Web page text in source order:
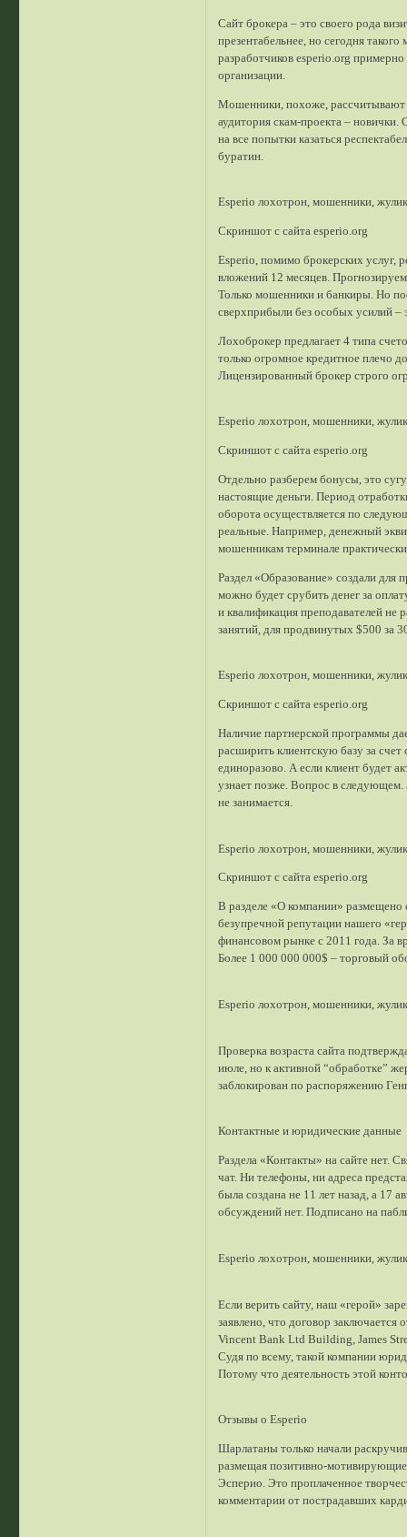
Сайт брокера – это своего рода
презентабельнее, но сегодня
разработчиков esperio.org
организации.
Мошенники, похоже, рассчитывают
аудитория скам-проекта –
на все попытки казаться
буратин.
Esperio лохотрон, мошенники,
Скриншот с сайта esperio.org
Esperio, помимо брокерских услуг,
вложений 12 месяцев.
Только мошенники и банкиры. Но
сверхприбыли без особых усилий –
Лохоброкер предлагает 4 типа
только огромное кредитное плечо
Лицензированный брокер строго
Esperio лохотрон, мошенники,
Скриншот с сайта esperio.org
Отдельно разберем бонусы, это
настоящие деньги. Период
оборота осуществляется по
реальные. Например, денежный
мошенникам терминале
Раздел «Образование» создали для
можно будет срубить денег за
и квалификация преподавателей не
занятий, для продвинутых $500 за
Esperio лохотрон, мошенники,
Скриншот с сайта esperio.org
Наличие партнерской программы
расширить клиентскую базу за
единоразово. А если клиент будет
узнает позже. Вопрос в следующем.
не занимается.
Esperio лохотрон, мошенники,
Скриншот с сайта esperio.org
В разделе «О компании»
безупречной репутации нашего
финансовом рынке с 2011 года. За
Более 1 000 000 000$ – торговый
Esperio лохотрон, мошенники,
Проверка возраста сайта
июле, но к активной “обработке”
заблокирован по распоряжению
Контактные и юридические данные
Раздела «Контакты» на сайте нет.
чат. Ни телефоны, ни адреса
была создана не 11 лет назад, а 17
обсуждений нет. Подписано на
Esperio лохотрон, мошенники,
Если верить сайту, наш «герой»
заявлено, что договор
Vincent Bank Ltd Building, James
Судя по всему, такой компании
Потому что деятельность этой
Отзывы о Esperio
Шарлатаны только начали
размещая позитивно-
Эсперио. Это проплаченное
комментарии от пострадавших